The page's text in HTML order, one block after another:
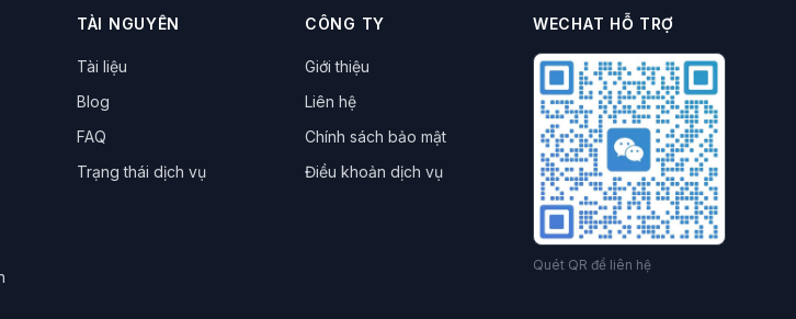
TÀI NGUYÊN
Tài liệu
Blog
FAQ
Trạng thái dịch vụ
CÔNG TY
Giới thiệu
Liên hệ
Chính sách bảo mật
Điều khoản dịch vụ
WECHAT HỖ TRỢ
Quét QR để liên hệ